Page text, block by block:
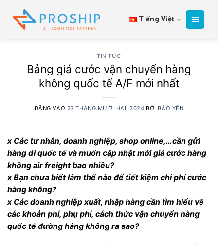
qua
Tiếng Việt
TIN TỨC
Bảng giá cước vận chuyển hàng
không quốc tế A/F mới nhất
ĐĂNG VÀO 27 THÁNG MƯỜI HAI, 2024 BỞI BẢO YẾN
x Các tư nhân, doanh nghiệp, shop online,…cần gửi
hàng đi quốc tế và muốn cập nhật mới giá cước hàng
không air freight bao nhiêu?
x Bạn chưa biết làm thế nào để tiết kiệm chi phí cước
hàng không?
x Các doanh nghiệp xuất, nhập hàng cần tìm hiểu về
các khoản phí, phụ phí, cách thức vận chuyển hàng
quốc tế đường hàng không ra sao?